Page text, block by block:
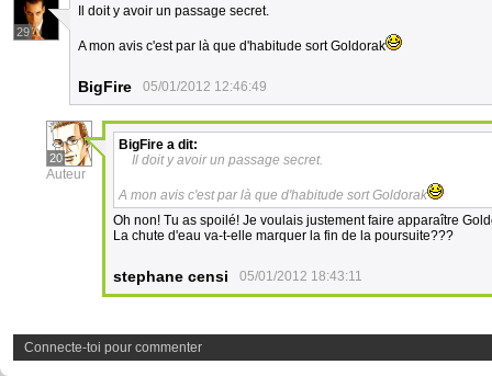
29
Il doit y avoir un passage secret.
A mon avis c'est par là que d'habitude sort Goldorak
BigFire 05/01/2012 12:46:49
20
Auteur
BigFire a dit:
Il doit y avoir un passage secret.
A mon avis c'est par là que d'habitude sort Goldorak
Oh non! Tu as spoilé! Je voulais justement faire apparaître
La chute d'eau va-t-elle marquer la fin de la poursuite???
stephane censi 05/01/2012 18:43:11
Connecte-toi pour commenter